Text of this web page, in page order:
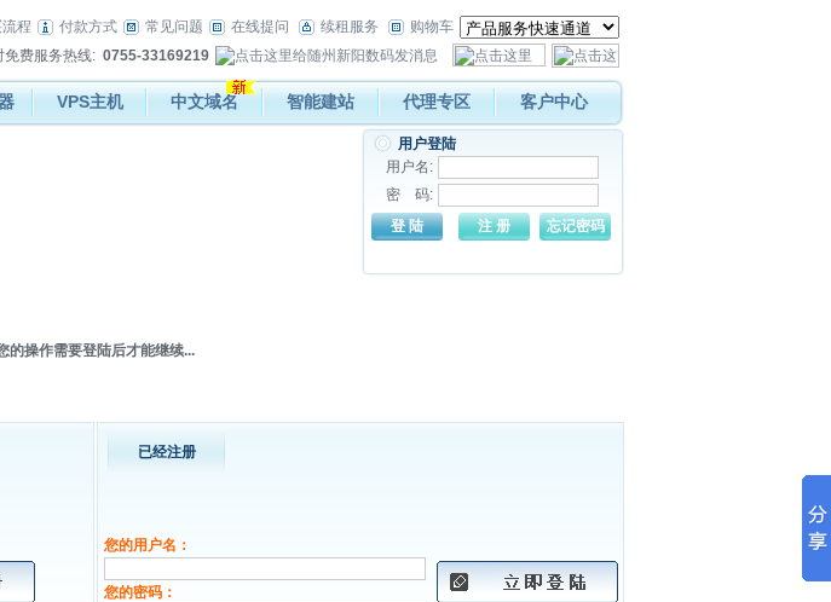
程 付款方式 常见问题 在线提问 续租服务
购物车
免费服务热线: 0755-33169219
VPS主机 中文域名 智能建站 代理专区 客户中心
用户登陆
用户名:
密 码:
的操作需要登陆后才能继续...
已经注册
您的用户名：
您的密码：